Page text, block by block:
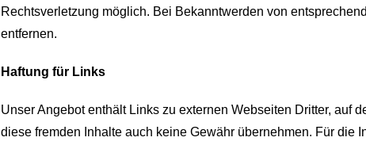
Rechtsverletzung möglich. Bei Bekanntwerden von
entfernen.
Haftung für Links
Unser Angebot enthält Links zu externen Webseiten Dritter, auf
diese fremden Inhalte auch keine Gewähr übernehmen. Für die